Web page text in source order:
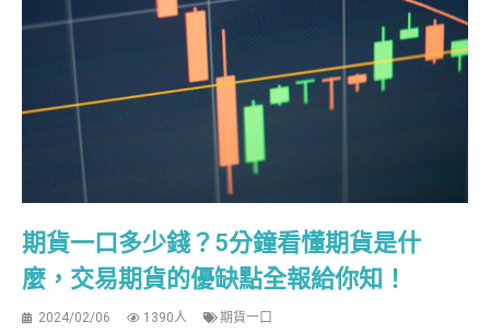
期貨一口多少錢？5分鐘看懂期貨是什
麼，交易期貨的優缺點全報給你知！
2024/02/06 1390人 期貨一口